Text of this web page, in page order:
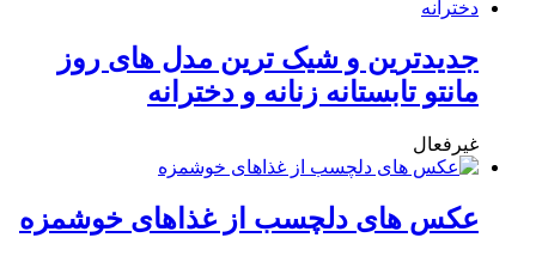
جدیدترین و شیک ترین مدل های روز
مانتو تابستانه زنانه و دخترانه
غیرفعال
عکس های دلچسب از غذاهای خوشمزه